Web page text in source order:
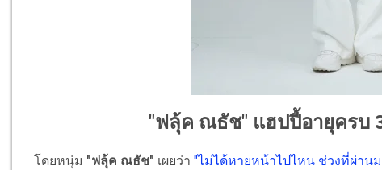
"ฟลุ้ค ณธัช" แฮปปี้อายุครบ
โดยหนุ่ม "ฟลุ้ค ณธัช" เผยว่า"ไม่ได้หายหน้าไปไหน ช่วงที่ผ่าน